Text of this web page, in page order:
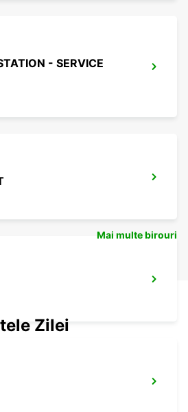
- SERVICE
Mai multe birouri
Zilei